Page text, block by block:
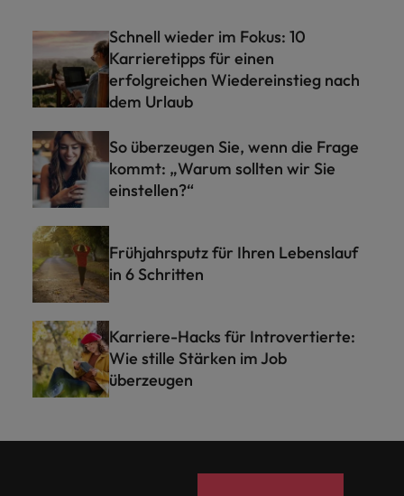
Schnell wieder im Fokus: 10
Karrieretipps für einen
erfolgreichen Wiedereinstieg nach
dem Urlaub
So überzeugen Sie, wenn die Frage
kommt: „Warum sollten wir Sie
einstellen?“
Frühjahrsputz für Ihren Lebenslauf
in 6 Schritten
Karriere-Hacks für Introvertierte:
Wie stille Stärken im Job
überzeugen